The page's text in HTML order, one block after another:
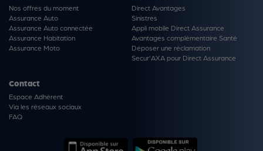
Nos offres du moment
Assurance Auto
Assurance Auto connectée
Assurance Habitation
Assurance Moto
Direct Avantages
Sinistres
Appli mobile Direct Assurance
Avantages complémentaire Santé
Déposer une réclamation
Secur'AXA pour Direct Assurance
Contact
Espace Adhérent
Via les réseaux sociaux
FAQ